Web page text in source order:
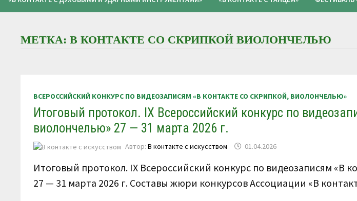
МЕТКА:В КОНТАКТЕ СО СКРИПКОЙ ВИОЛОНЧЕЛЬЮ
ВСЕРОССИЙСКИЙ КОНКУРС ПО ВИДЕОЗАПИСЯМ «В КОНТАКТЕ СО СКРИПКОЙ, ВИОЛОНЧЕЛЬЮ»
Итоговый протокол. IX Всероссийский конкурс по
виолончелью» 27 — 31 марта 2026 г.
Автор:В контакте с искусством 01.04.2026
Итоговый протокол. IX Всероссийский конкурс по видеозаписям «В
27 — 31 марта 2026 г. Составы жюри конкурсов Ассоциации «В